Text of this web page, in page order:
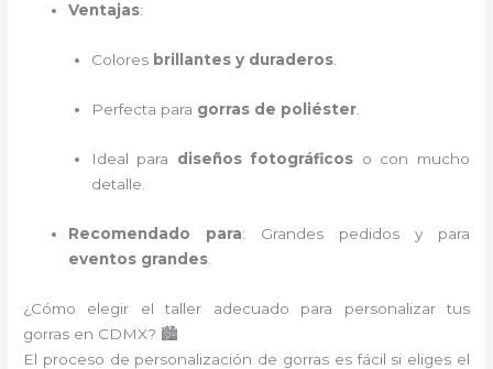
Ventajas:
Colores brillantes y duraderos.
Perfecta para gorras de poliéster.
Ideal para diseños fotográficos o con mucho
detalle.
Recomendado para: Grandes pedidos y para
eventos grandes
¿Cómo elegir el taller adecuado para personalizar tus
gorras en CDMX? 🏙️
El proceso de personalización de gorras es fácil si eliges el